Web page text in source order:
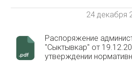
24 декабря
Распоряжение
"Сыктывкар" от
утверждении